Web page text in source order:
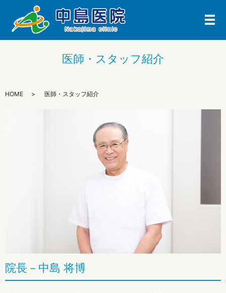
メ
医師・スタッフ紹介
HOME 医師・スタッフ紹介
院長－中島 将博